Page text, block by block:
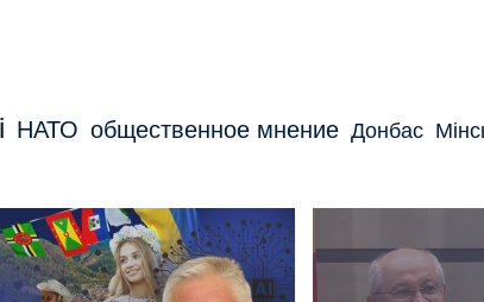
НАТО общественное мнение Донбас